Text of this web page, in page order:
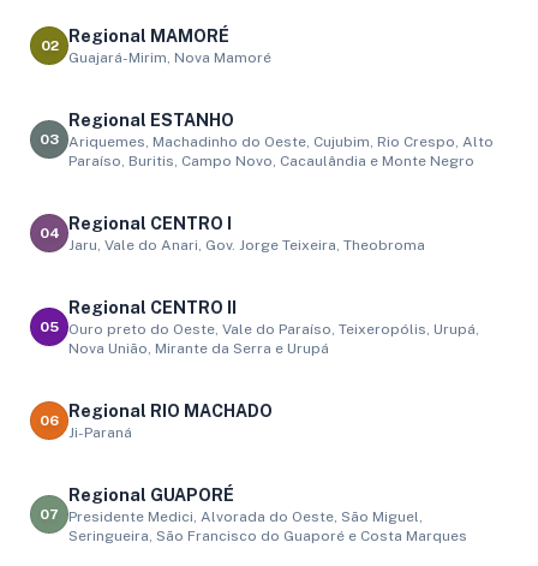
02 Regional MAMORÉ
Guajará-Mirim, Nova Mamoré
03
Regional ESTANHO
Ariquemes, Machadinho do Oeste, Cujubim, Rio Crespo, Alto
Paraíso, Buritis, Campo Novo, Cacaulândia e Monte Negro
04 Regional CENTRO I
Jaru, Vale do Anari, Gov. Jorge Teixeira, Theobroma
05
Regional CENTRO II
Ouro preto do Oeste, Vale do Paraíso, Teixeropólis, Urupá,
Nova União, Mirante da Serra e Urupá
06 Regional RIO MACHADO
Ji-Paraná
07
Regional GUAPORÉ
Presidente Medici, Alvorada do Oeste, São Miguel,
Seringueira, São Francisco do Guaporé e Costa Marques